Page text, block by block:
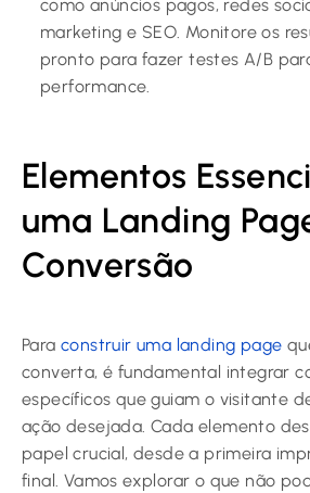
como anúncios pagos, redes
marketing e SEO. Monitore os
pronto para fazer testes A/B
performance.
Elementos
uma Landing
Conversão
Para construir uma landing page
converta, é fundamental integrar
específicos que guiam o visitante
ação desejada. Cada elemento
papel crucial, desde a primeira
final. Vamos explorar o que não